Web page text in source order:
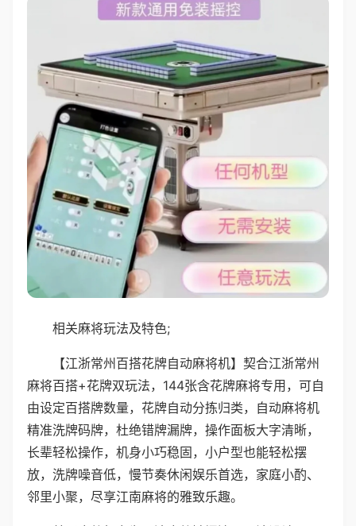
相关麻将玩法及特色;
【江浙常州百搭花牌自动麻将机】契合江浙常州
麻将百搭+花牌双玩法，144张含花牌麻将专用，可自
由设定百搭牌数量，花牌自动分拣归类，自动麻将机
精准洗牌码牌，杜绝错牌漏牌，操作面板大字清晰，
长辈轻松操作，机身小巧稳固，小户型也能轻松摆
放，洗牌噪音低，慢节奏休闲娱乐首选，家庭小酌、
邻里小聚，尽享江南麻将的雅致乐趣。